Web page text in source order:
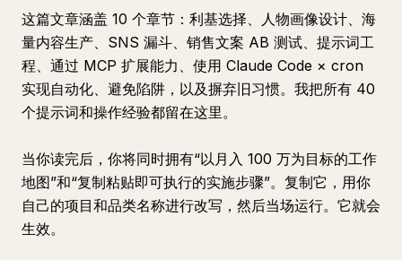
这篇文章涵盖 10 个章节：利基选择、人物画像设计、海
量内容生产、SNS 漏斗、销售文案 AB 测试、提示词工
程、通过 MCP 扩展能力、使用 Claude Code × cron
实现自动化、避免陷阱，以及摒弃旧习惯。我把所有 40
个提示词和操作经验都留在这里。
当你读完后，你将同时拥有“以月入 100 万为目标的工作
地图”和“复制粘贴即可执行的实施步骤”。复制它，用你
自己的项目和品类名称进行改写，然后当场运行。它就会
生效。